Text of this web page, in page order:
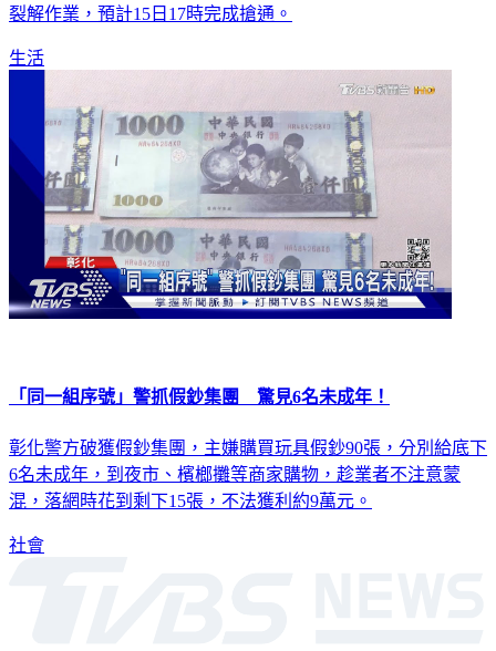
裂解作業，預計15日17時完成搶通。
生活
「同一組序號」警抓假鈔集團 驚見6名未成年！
彰化警方破獲假鈔集團，主嫌購買玩具假鈔90張，分別給底下
6名未成年，到夜市、檳榔攤等商家購物，趁業者不注意蒙
混，落網時花到剩下15張，不法獲利約9萬元。
社會